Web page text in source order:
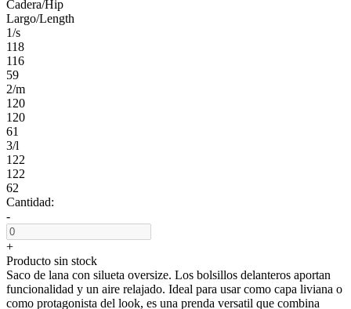
Cadera/Hip
Largo/Length
1/s
118
116
59
2/m
120
120
61
3/l
122
122
62
Cantidad:
-
+
Producto sin stock
Saco de lana con silueta oversize. Los bolsillos delanteros aportan
funcionalidad y un aire relajado. Ideal para usar como capa liviana o
como protagonista del look, es una prenda versatil que combina